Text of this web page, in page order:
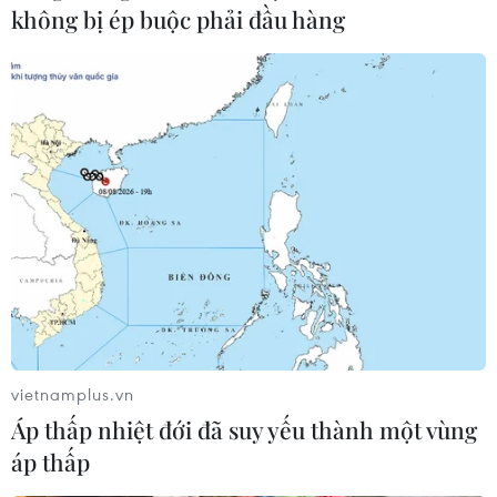
Điện mừng kỷ niệm lần
thứ 74 Ngày Quốc khánh
Cộng hòa Arab Ai Cập
24/07/2026 00:00
Thảm sát ở Tây Bắc
Nigeria, ít nhất 24 người đã
thiệt mạng
23/07/2026 22:47
Dịch tả bùng phát nghiêm
trọng tại Nigeria, hàng
Dịch Ebola: Số ca tử vong ở
không bị ép buộc phải đầu hàng
vietnamplus.vn
Áp thấp nhiệt đới đã suy yếu thành một vùng
áp thấp